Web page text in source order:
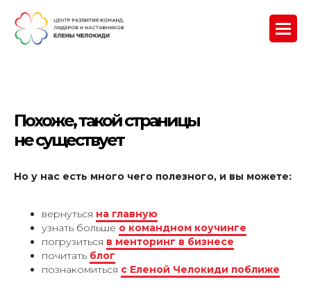
Похоже, такой страницы
не существует
Но у нас есть много чего полезного, и вы можете:
вернуться на главную
узнать больше о командном коучинге
погрузиться в менторинг в бизнесе
почитать блог
познакомиться с Еленой Челокиди поближе